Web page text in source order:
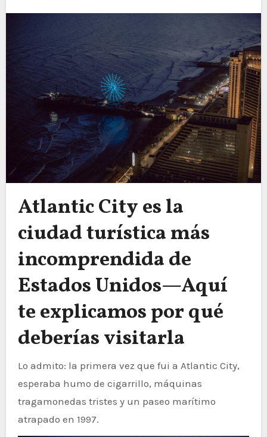
Atlantic City es la
ciudad turística más
incomprendida de
Estados Unidos—Aquí
te explicamos por qué
deberías visitarla
Lo admito: la primera vez que fui a Atlantic City,
esperaba humo de cigarrillo, máquinas
tragamonedas tristes y un paseo marítimo
atrapado en 1997.